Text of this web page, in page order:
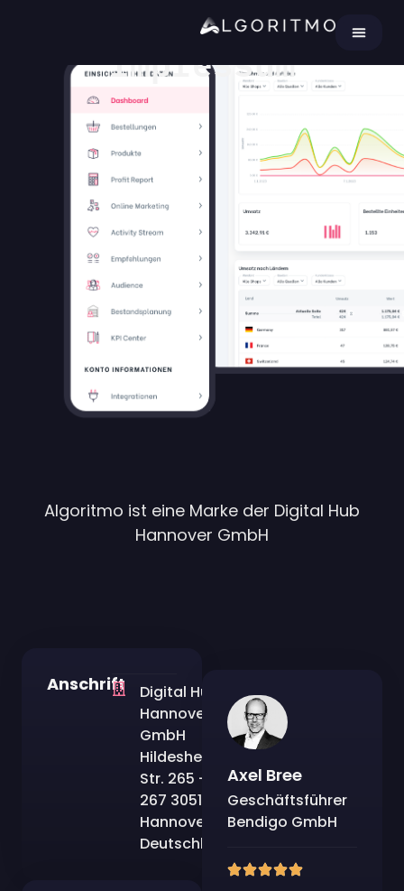
Impressum
Algoritmo ist eine Marke der Digital Hub
Hannover GmbH
Anschrift
Digital Hub
Hannover
GmbH
Hildesheimer
Str. 265 –
267 30519
Hannover
Deutschland
Axel Bree
Geschäftsführer
Bendigo GmbH